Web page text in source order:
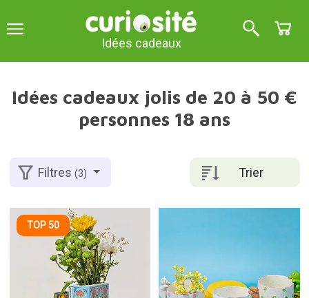
Idées cadeaux
Idées cadeaux jolis de 20 à 50 €
personnes 18 ans
Trier
Filtres(3)
TOP 50